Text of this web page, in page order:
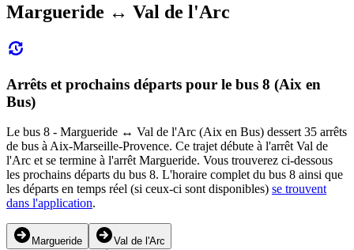
Margueride ↔ Val de l'Arc
Arrêts et prochains départs pour le bus 8 (Aix en
Bus)
Le bus 8 - Margueride ↔ Val de l'Arc (Aix en Bus) dessert 35 arrêts
de bus à Aix-Marseille-Provence. Ce trajet débute à l'arrêt Val de
l'Arc et se termine à l'arrêt Margueride. Vous trouverez ci-dessous
les prochains départs du bus 8. L'horaire complet du bus 8 ainsi que
les départs en temps réel (si ceux-ci sont disponibles) se trouvent
dans l'application.
Margueride Val de l'Arc